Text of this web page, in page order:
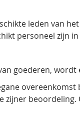
leden van
personeel
goederen,